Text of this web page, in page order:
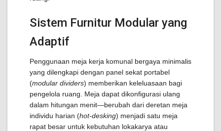
Sistem Furnitur Modular yang
Adaptif
Penggunaan meja kerja komunal bergaya minimalis
yang dilengkapi dengan panel sekat portabel
(modular dividers) memberikan keleluasaan bagi
pengelola ruang. Meja dapat dikonfigurasi ulang
dalam hitungan menit—berubah dari deretan meja
individu harian (hot-desking) menjadi satu meja
rapat besar untuk kebutuhan lokakarya atau